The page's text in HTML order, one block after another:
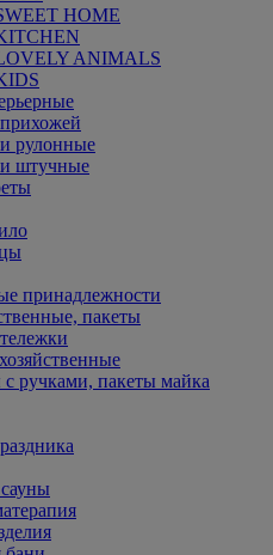
HOME
ANIMALS
рулонные
штучные
принадлежности
пакеты
ручками, пакеты майка